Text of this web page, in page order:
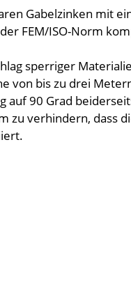
Gabelzinken mit
FEM/ISO-Norm
sperriger
von bis zu drei
auf 90 Grad
zu verhindern, dass